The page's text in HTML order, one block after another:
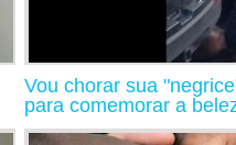
Vou chorar sua
para comemorar a